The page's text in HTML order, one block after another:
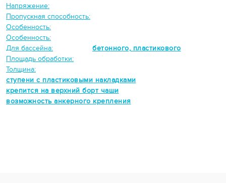
Напряжение:
Пропускная способность:
Особенность:
Особенность:
Для бассейна:
бетонного, пластикового
Площадь обработки:
Толщина:
ступени с пластиковыми накладками
крепится на верхний борт чаши
возможность анкерного крепления